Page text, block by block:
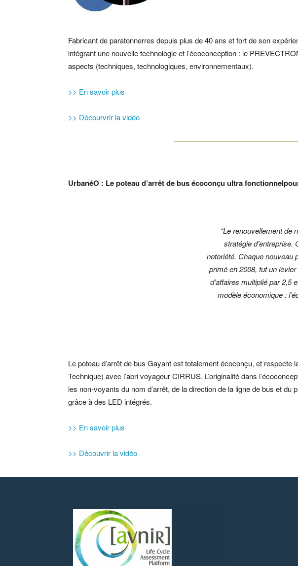
Fabricant de paratonnerres depuis plus de 40 ans et fort de son
intégrant une nouvelle technologie et l’écoconception : le
aspects (techniques, technologiques, environnementaux).
>> En savoir plus
>> Décourvrir la vidéo
UrbanéO : Le poteau d’arrêt de bus écoconçu ultra
“Le renouvellement de
stratégie
notoriété. Chaque nouveau
primé en 2008, fut un
d’affaires multiplié par 2,5
modèle économique :
Le poteau d’arrêt de bus Gayant est totalement écoconçu, et
Technique) avec l’abri voyageur CIRRUS. L’originalité dans
les non-voyants du nom d’arrêt, de la direction de la ligne de bus et
grâce à des LED intégrés.
>> En savoir plus
>> Découvrir la vidéo